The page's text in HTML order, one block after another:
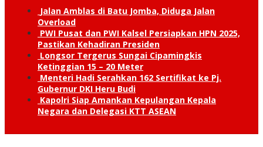
Jalan Amblas di Batu Jomba, Diduga Jalan
Overload
PWI Pusat dan PWI Kalsel Persiapkan HPN 2025,
Pastikan Kehadiran Presiden
Longsor Tergerus Sungai Cipamingkis
Ketinggian 15 – 20 Meter
Menteri Hadi Serahkan 162 Sertifikat ke Pj.
Gubernur DKI Heru Budi
Kapolri Siap Amankan Kepulangan Kepala
Negara dan Delegasi KTT ASEAN